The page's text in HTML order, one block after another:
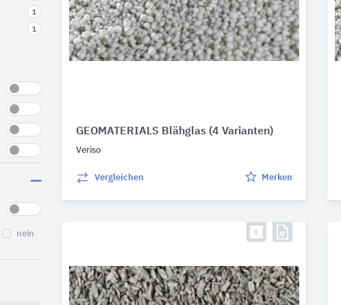
1
1
nein
GEOMATERIALS Blähglas (4 Varianten)
Veriso
Vergleichen Merken